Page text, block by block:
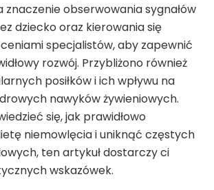
obserwowania sygnałów
dziecko oraz kierowania się
specjalistów, aby zapewnić
rozwój. Przybliżono również
posiłków i ich wpływu na
nawyków żywieniowych.
się, jak prawidłowo
niemowlęcia i uniknąć częstych
ten artykuł dostarczy ci
wskazówek.